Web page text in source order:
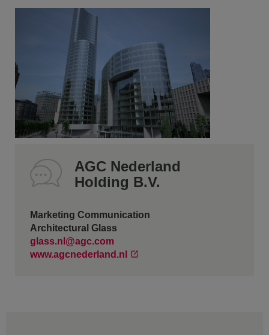
AGC Nederland
Holding B.V.
Marketing Communication
Architectural Glass
glass.nl@agc.com
www.agcnederland.nl